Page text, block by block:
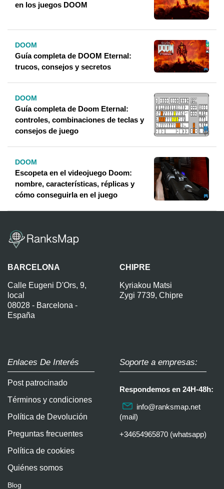
en los juegos DOOM
DOOM
Guía completa de DOOM Eternal:
trucos, consejos y secretos
DOOM
Guía completa de Doom Eternal:
controles, combinaciones de teclas y
consejos de juego
DOOM
Escopeta en el videojuego Doom:
nombre, características, réplicas y
cómo conseguirla en el juego
BARCELONA
Calle Eugeni D'Ors, 9,
local
08028 - Barcelona -
España
CHIPRE
Kyriakou Matsi
Zygi 7739, Chipre
Enlaces De Interés
Post patrocinado
Términos y condiciones
Política de Devolución
Preguntas frecuentes
Política de cookies
Quiénes somos
Blog
Soporte a empresas:
Respondemos en 24H-48h:
info@ranksmap.net
(mail)
+34654965870 (whatsapp)